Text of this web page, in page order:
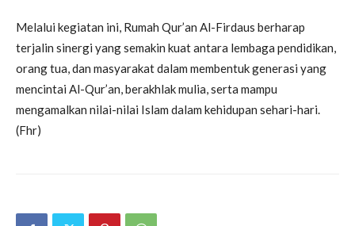
Melalui kegiatan ini, Rumah Qur’an Al-Firdaus berharap
terjalin sinergi yang semakin kuat antara lembaga pendidikan,
orang tua, dan masyarakat dalam membentuk generasi yang
mencintai Al-Qur’an, berakhlak mulia, serta mampu
mengamalkan nilai-nilai Islam dalam kehidupan sehari-hari.
(Fhr)